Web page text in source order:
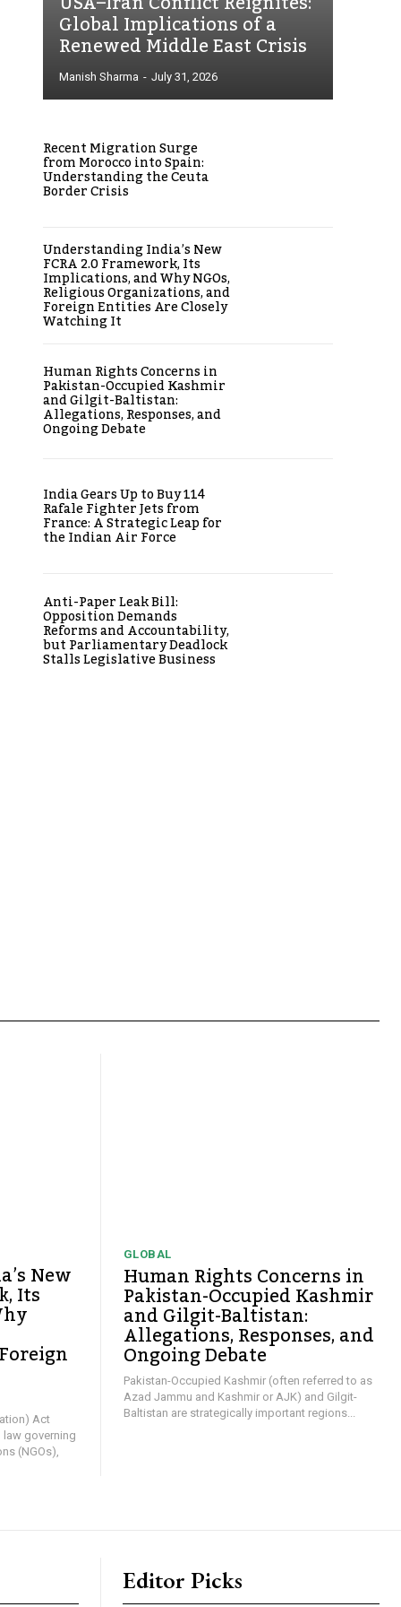
Global Implications of a
Renewed Middle East Crisis
Manish Sharma - July 31, 2026
Recent Migration Surge
from Morocco into Spain:
Understanding the Ceuta
Border Crisis
Understanding India’s New
FCRA 2.0 Framework, Its
Implications, and Why NGOs,
Religious Organizations, and
Foreign Entities Are Closely
Watching It
Human Rights Concerns in
Pakistan-Occupied Kashmir
and Gilgit-Baltistan:
Allegations, Responses, and
Ongoing Debate
India Gears Up to Buy 114
Rafale Fighter Jets from
France: A Strategic Leap for
the Indian Air Force
Anti-Paper Leak Bill:
Opposition Demands
Reforms and Accountability,
but Parliamentary Deadlock
Stalls Legislative Business
New
Its
Act
law governing
(NGOs),
GLOBAL
Human Rights Concerns in
Pakistan-Occupied Kashmir
and Gilgit-Baltistan:
Allegations, Responses, and
Ongoing Debate
Pakistan-Occupied Kashmir (often referred to as
Azad Jammu and Kashmir or AJK) and Gilgit-
Baltistan are strategically important regions...
Editor Picks